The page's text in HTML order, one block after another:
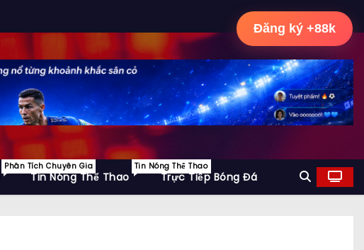
Phân Tích Chuyên Gia
Tin Nóng Thể Thao
Tin Nóng Thể Thao
Trực Tiếp Bóng Đá
Đăng ký +88k